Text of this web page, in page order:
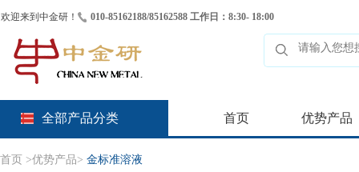
欢迎来到中金研！ 010-85162188/85162588 工作日：8:30- 18:00
全部产品分类 首页 优势产品
首页 >优势产品> 金标准溶液